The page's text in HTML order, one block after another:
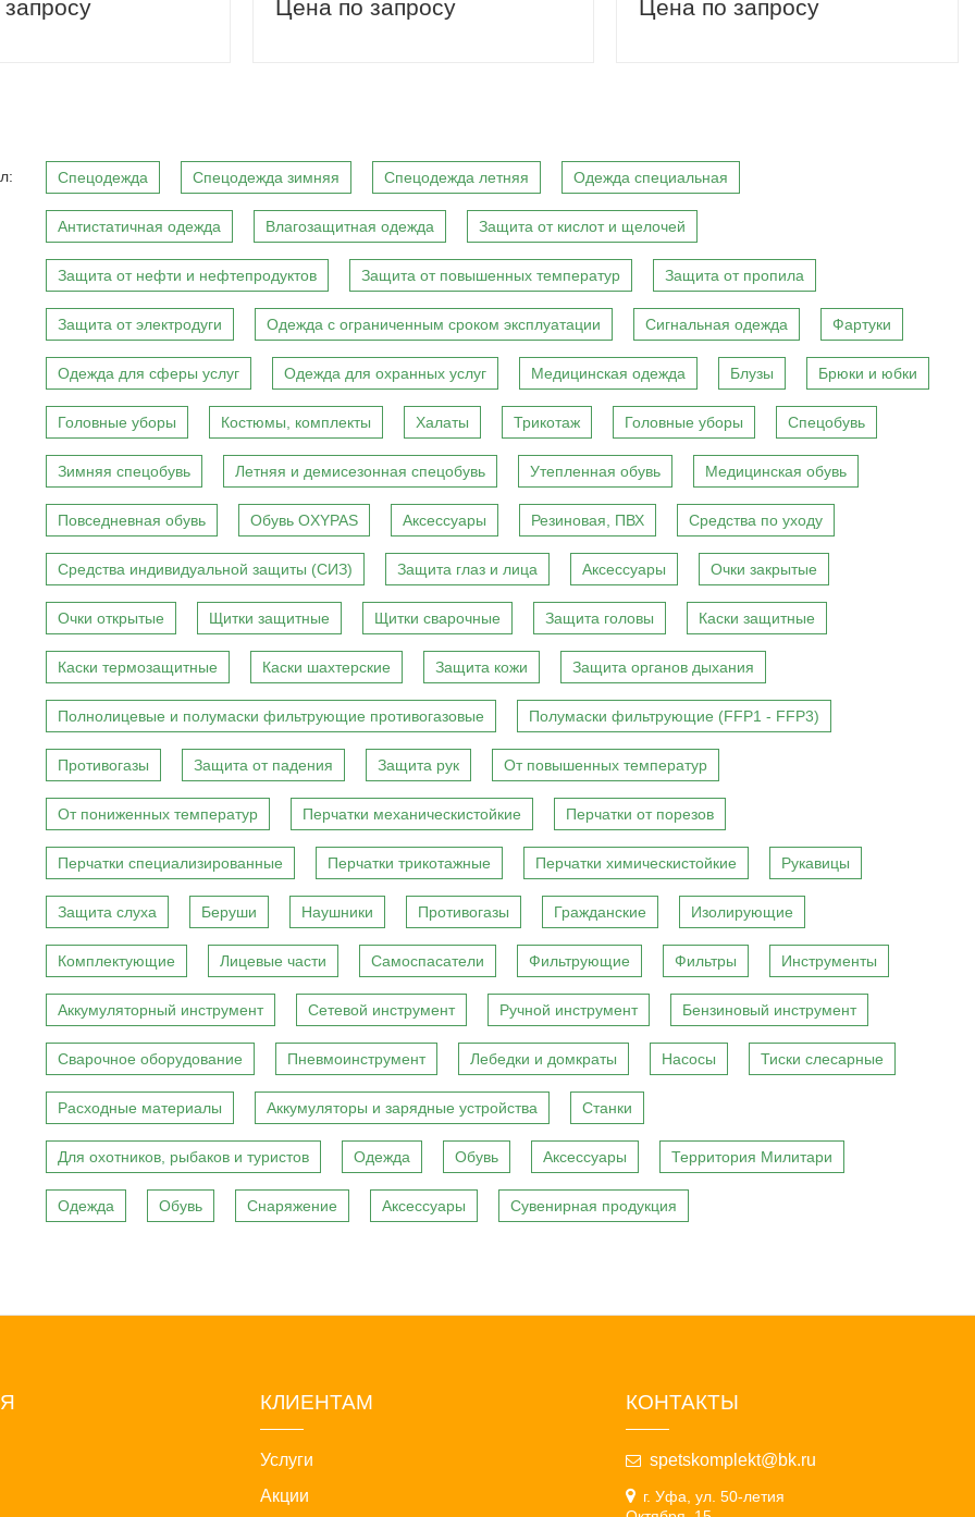
Цена по запросу Цена по запросу
Спецодежда Спецодежда зимняя Спецодежда летняя Одежда специальная
Антистатичная одежда Влагозащитная одежда Защита от кислот и щелочей
Защита от нефти и нефтепродуктов Защита от повышенных температур Защита от пропила
Защита от электродуги Одежда с ограниченным сроком эксплуатации Сигнальная одежда Фартуки
Одежда для сферы услуг Одежда для охранных услуг Медицинская одежда Блузы Брюки и юбки
Головные уборы Костюмы, комплекты Халаты Трикотаж Головные уборы Спецобувь
Зимняя спецобувь Летняя и демисезонная спецобувь Утепленная обувь Медицинская обувь
Повседневная обувь Обувь OXYPAS Аксессуары Резиновая, ПВХ Средства по уходу
Средства индивидуальной защиты (СИЗ) Защита глаз и лица Аксессуары Очки закрытые
Очки открытые Щитки защитные Щитки сварочные Защита головы Каски защитные
Каски термозащитные Каски шахтерские Защита кожи Защита органов дыхания
Полнолицевые и полумаски фильтрующие противогазовые Полумаски фильтрующие (FFP1 - FFP3)
Противогазы Защита от падения Защита рук От повышенных температур
От пониженных температур Перчатки механическистойкие Перчатки от порезов
Перчатки специализированные Перчатки трикотажные Перчатки химическистойкие Рукавицы
Защита слуха Беруши Наушники Противогазы Гражданские Изолирующие
Комплектующие Лицевые части Самоспасатели Фильтрующие Фильтры Инструменты
Аккумуляторный инструмент Сетевой инструмент Ручной инструмент Бензиновый инструмент
Сварочное оборудование Пневмоинструмент Лебедки и домкраты Насосы Тиски слесарные
Расходные материалы Аккумуляторы и зарядные устройства Станки
Для охотников, рыбаков и туристов Одежда Обувь Аксессуары Территория Милитари
Одежда Обувь Снаряжение Аксессуары Сувенирная продукция
КЛИЕНТАМ
Услуги
Акции
КОНТАКТЫ
spetskomplekt@bk.ru
г. Уфа, ул. 50-летия